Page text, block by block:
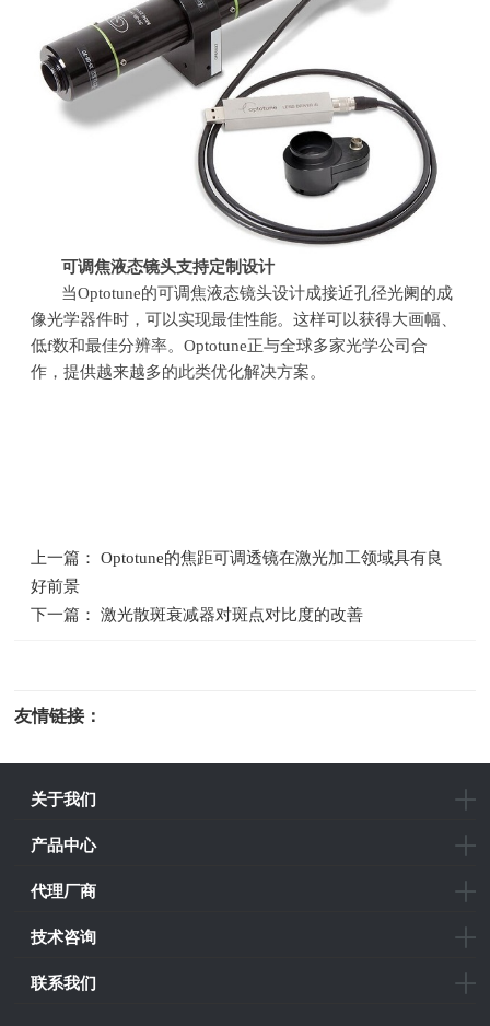
可调焦液态镜头支持定制设计
当Optotune的可调焦液态镜头设计成接近孔径光阑的成
像光学器件时，可以实现最佳性能。这样可以获得大画幅、
低f数和最佳分辨率。Optotune正与全球多家光学公司合
作，提供越来越多的此类优化解决方案。
上一篇： Optotune的焦距可调透镜在激光加工领域具有良
好前景
下一篇： 激光散斑衰减器对斑点对比度的改善
友情链接：
关于我们
产品中心
代理厂商
技术咨询
联系我们